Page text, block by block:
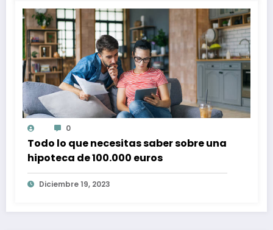
0
Todo lo que necesitas saber sobre una
hipoteca de 100.000 euros
Diciembre 19, 2023